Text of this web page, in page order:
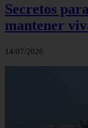
Secretos
mantener
14/07/2026